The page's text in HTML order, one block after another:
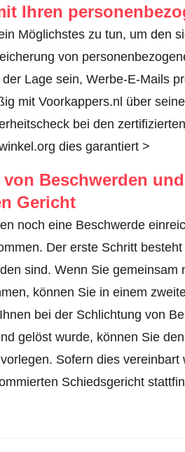
Ihren
Möglichstes zu tun, um den
von
Lage sein, Werbe-E-Mails
mit Voorkappers.nl über
bei den
dies garantiert >
Beschwerden
Gericht
noch eine Beschwerde
Der erste Schritt besteht
sind. Wenn Sie gemeinsam
können Sie in einem
bei der Schlichtung von
gelöst wurde, können Sie
Sofern dies vereinbart
Schiedsgericht